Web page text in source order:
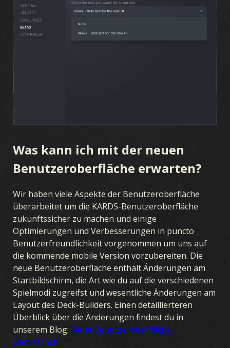
Was kann ich mit der neuen
Benutzeroberfläche erwarten?
Wir haben viele Aspekte der Benutzeroberfläche
überarbeitet um die KARDS-Benutzeroberfläche
zukunftssicher zu machen und einige
Optimierungen und Verbesserungen in puncto
Benutzerfreundlichkeit vorgenommen um uns auf
die kommende mobile Version vorzubereiten. Die
neue Benutzeroberfläche enthält Änderungen am
Startbildschirm, die Art wie du auf die verschiedenen
Spielmodi zugreifst und wesentliche Änderungen am
Layout des Deck-Builders. Einen detaillierteren
Überblick über die Änderungen findest du in
unserem Blog: Neue Benutzeroberfläche:
Demnächst!
KARDS AKADEMIE FAQ
KARTEN
STURM OZEANIENS KRIEGSBEGINN
HEIMATFRONT
VERDECKTE OPERATIONEN
DURCHBRUCH
KRIEGSSCHAUPLÄTZE ALLEGIANCE